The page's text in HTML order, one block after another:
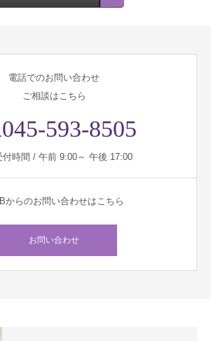
電話でのお問い合わせ
ご相談はこちら
045-593-8505
付時間 / 午前 9:00～ 午後 17:00
からのお問い合わせはこちら
お問い合わせ